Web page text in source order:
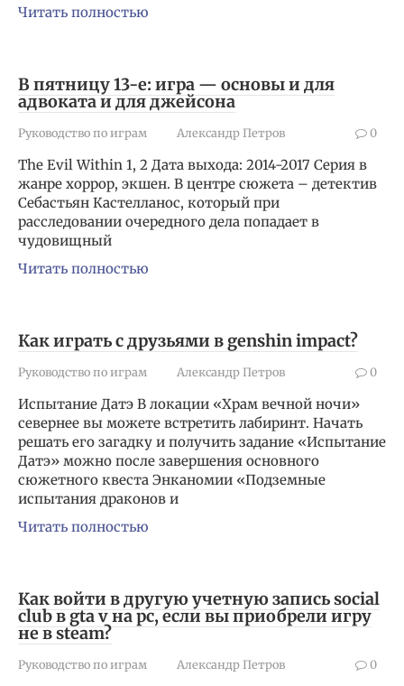
Читать полностью
В пятницу 13-е: игра — основы и для
адвоката и для джейсона
Руководство по играм Александр Петров 0
The Evil Within 1, 2 Дата выхода: 2014-2017 Серия в
жанре хоррор, экшен. В центре сюжета – детектив
Себастьян Кастелланос, который при
расследовании очередного дела попадает в
чудовищный
Читать полностью
Как играть с друзьями в genshin impact?
Руководство по играм Александр Петров 0
Испытание Датэ В локации «Храм вечной ночи»
севернее вы можете встретить лабиринт. Начать
решать его загадку и получить задание «Испытание
Датэ» можно после завершения основного
сюжетного квеста Энканомии «Подземные
испытания драконов и
Читать полностью
Как войти в другую учетную запись social
club в gta v на pc, если вы приобрели игру
не в steam?
Руководство по играм Александр Петров 0